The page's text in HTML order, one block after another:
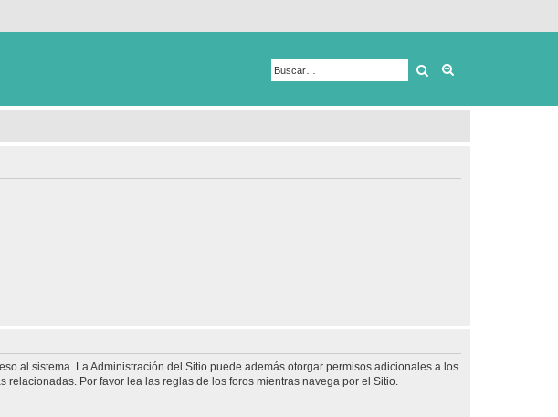
Buscar
al sistema. La Administración del Sitio puede además otorgar permisos adicionales a los
Por favor lea las reglas de los foros mientras navega por el Sitio.